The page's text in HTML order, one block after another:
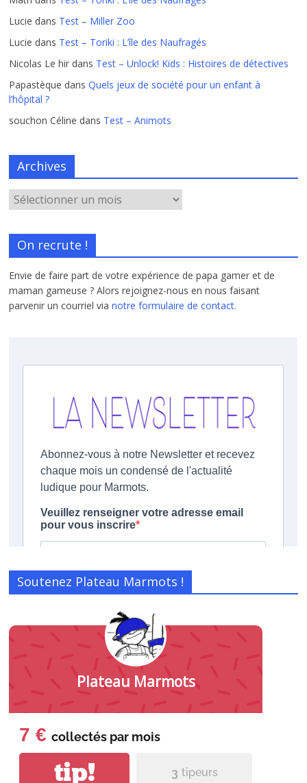
Lucie dans Test – Miller Zoo
Lucie dans Test – Toriki : L’île des Naufragés
Nicolas Le hir dans Test – Unlock! Kids : Histoires de détectives
Papastèque dansQuels jeux de société pour un enfant à
l’hôpital ?
souchon Céline dans Test – Animots
Archives
On recrute !
Envie de faire part de votre expérience de papa gamer et de
maman gameuse ? Alors rejoignez-nous en nous faisant
parvenir un courriel vianotre formulaire de contact.
Soutenez Plateau Marmots !
Plateau Marmots
7 € collectés par mois
tip! 3 tipeurs